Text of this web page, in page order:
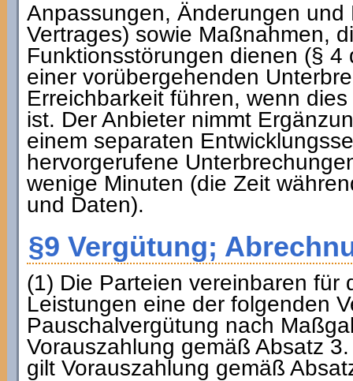
Anpassungen, Änderungen
Vertrages) sowie Maßnahmen,
Funktionsstörungen dienen (§
einer vorübergehenden
Erreichbarkeit führen, wenn
ist. Der Anbieter nimmt
einem separaten
hervorgerufene
wenige Minuten (die Zeit
und Daten).
§9 Vergütung;
(1) Die Parteien vereinbaren für
Leistungen eine der folgenden
Pauschalvergütung nach
Vorauszahlung gemäß Absatz
gilt Vorauszahlung gemäß